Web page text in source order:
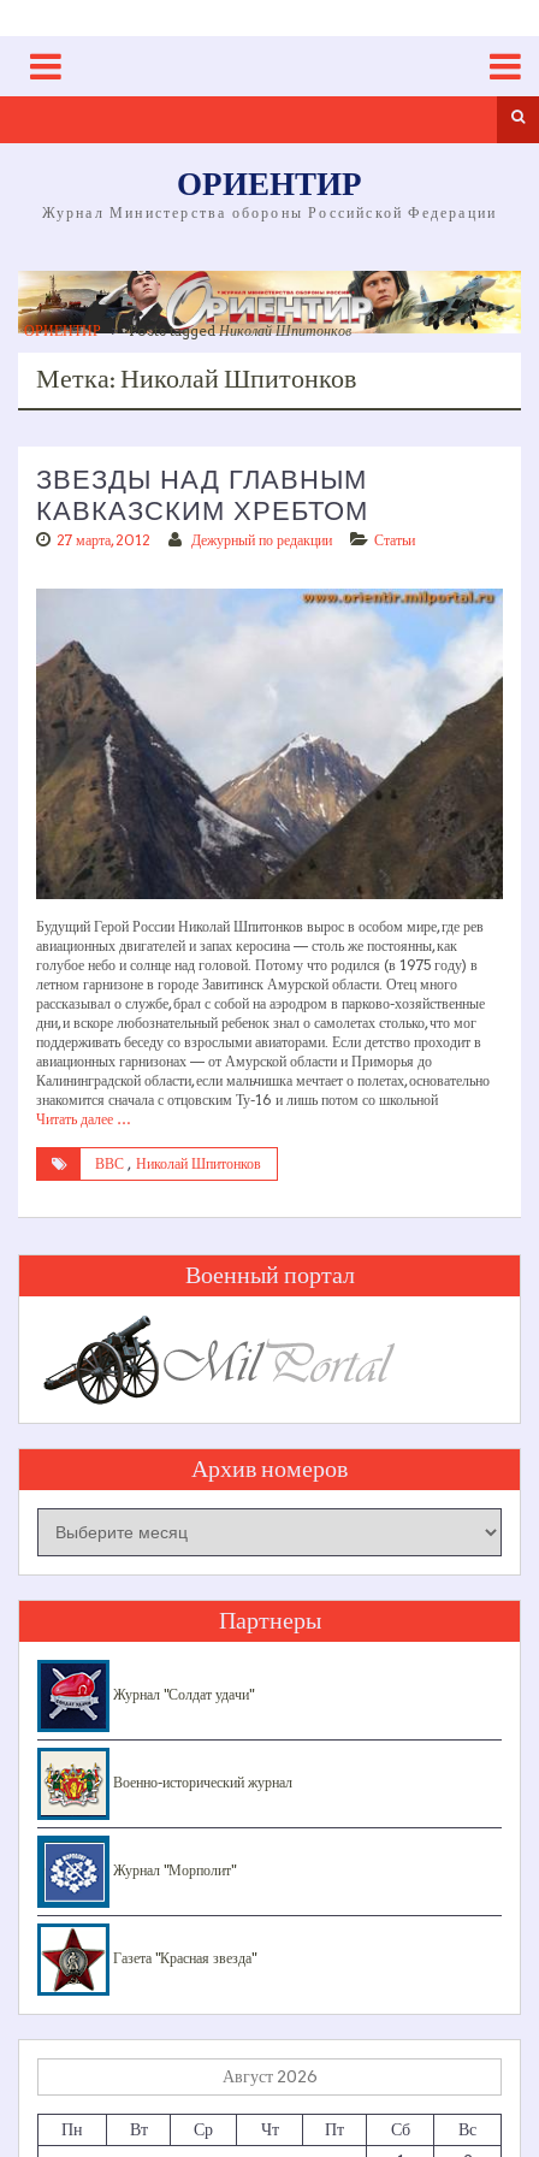
to
content
ОРИЕНТИР
Журнал Министерства обороны Российской Федерации
ОРИЕНТИР > Posts taggedНиколай Шпитонков
Метка: Николай Шпитонков
ЗВЕЗДЫ НАД ГЛАВНЫМ
КАВКАЗСКИМ ХРЕБТОМ
27 марта, 2012 Дежурный по редакции Статьи
Будущий Герой России Николай Шпитонков вырос в особом мире, где рев
авиационных двигателей и запах керосина — столь же постоянны, как
голубое небо и солнце над головой. Потому что родился (в 1975 году) в
летном гарнизоне в городе Завитинск Амурской области. Отец много
рассказывал о службе, брал с собой на аэродром в парково-хозяйственные
дни, и вскоре любознательный ребенок знал о самолетах столько, что мог
поддерживать беседу со взрослыми авиаторами. Если детство проходит в
авиационных гарнизонах — от Амурской области и Приморья до
Калининградской области, если мальчишка мечтает о полетах, основательно
знакомится сначала с отцовским Ту-16 и лишь потом со школьной
Читать далее …
ВВС , Николай Шпитонков
Военный портал
Архив номеров
номеров
Партнеры
Журнал "Солдат удачи"
Военно-исторический журнал
Журнал "Морполит"
Газета "Красная звезда"
Август 2026
Пн Вт Ср Чт Пт Сб
Вс